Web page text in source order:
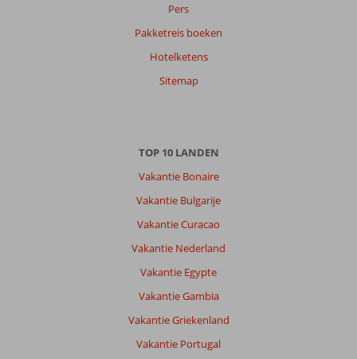
Pers
Pakketreis boeken
Hotelketens
Sitemap
TOP 10 LANDEN
Vakantie Bonaire
Vakantie Bulgarije
Vakantie Curacao
Vakantie Nederland
Vakantie Egypte
Vakantie Gambia
Vakantie Griekenland
Vakantie Portugal